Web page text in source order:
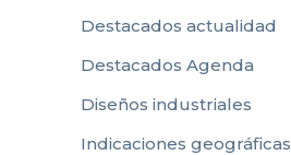
Destacados actualidad
Destacados Agenda
Diseños industriales
Indicaciones